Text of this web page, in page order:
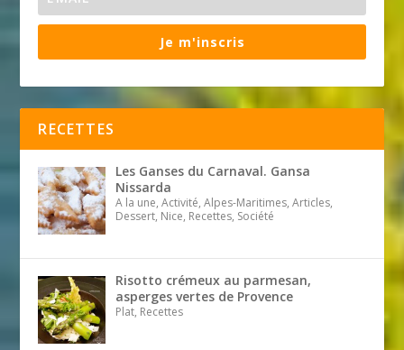
Je m'inscris
RECETTES
Les Ganses du Carnaval. Gansa
Nissarda
A la une, Activité, Alpes-Maritimes, Articles,
Dessert, Nice, Recettes, Société
Risotto crémeux au parmesan,
asperges vertes de Provence
Plat, Recettes